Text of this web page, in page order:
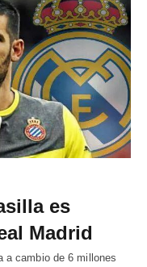
es
Madrid
a cambio de 6 millones